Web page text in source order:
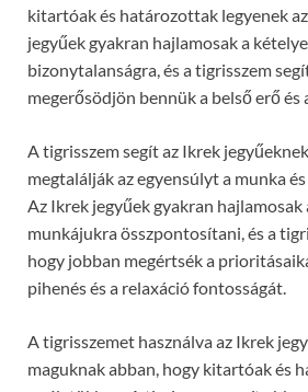
kitartóak és határozottak legyenek
jegyűek gyakran hajlamosak a
bizonytalanságra, és a tigrisszem
megerősödjön bennük a belső erő és
A tigrisszem segít az Ikrek
megtalálják az egyensúlyt a munka
Az Ikrek jegyűek gyakran hajlamosak
munkájukra összpontosítani, és a
hogy jobban megértsék a
pihenés és a relaxáció fontosságát.
A tigrisszemet használva az Ikrek
maguknak abban, hogy kitartóak és